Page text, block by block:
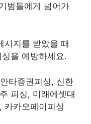
범들에게 넘어가
시지를 받았을 때
을 예방하세요.
타증권피싱, 신한
피싱, 미래에셋대
카카오페이피싱